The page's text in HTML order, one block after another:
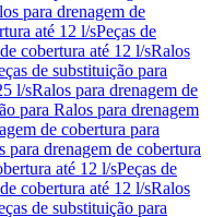
para drenagem de
até 12 l/sPeças de
cobertura até 12 l/sRalos
de substituição para
l/sRalos para drenagem de
para Ralos para drenagem
de cobertura para
para drenagem de cobertura
até 12 l/sPeças de
cobertura até 12 l/sRalos
de substituição para